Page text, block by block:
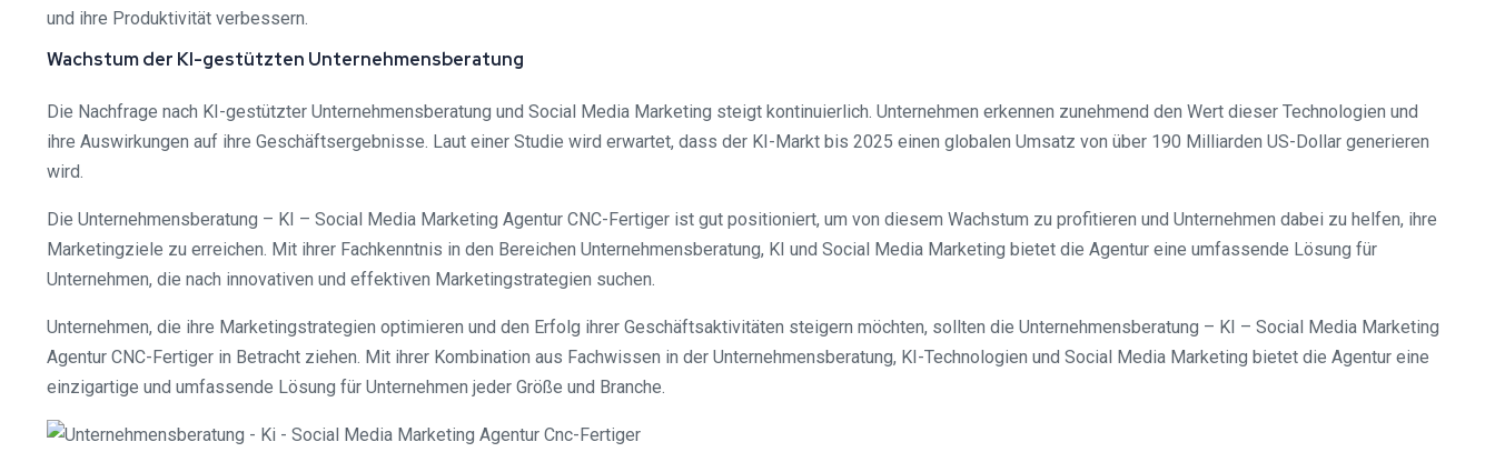
und ihre Produktivität verbessern.
Wachstum der KI-gestützten Unternehmensberatung
Die Nachfrage nach KI-gestützter Unternehmensberatung und Social Media Marketing steigt kontinuierlich. Unternehmen erkennen zunehmend den Wert dieser Technologien und
ihre Auswirkungen auf ihre Geschäftsergebnisse. Laut einer Studie wird erwartet, dass der KI-Markt bis 2025 einen globalen Umsatz von über 190 Milliarden US-Dollar generieren
wird.
Die Unternehmensberatung – KI – Social Media Marketing Agentur CNC-Fertiger ist gut positioniert, um von diesem Wachstum zu profitieren und Unternehmen dabei zu helfen, ihre
Marketingziele zu erreichen. Mit ihrer Fachkenntnis in den Bereichen Unternehmensberatung, KI und Social Media Marketing bietet die Agentur eine umfassende Lösung für
Unternehmen, die nach innovativen und effektiven Marketingstrategien suchen.
Unternehmen, die ihre Marketingstrategien optimieren und den Erfolg ihrer Geschäftsaktivitäten steigern möchten, sollten die Unternehmensberatung – KI – Social Media Marketing
Agentur CNC-Fertiger in Betracht ziehen. Mit ihrer Kombination aus Fachwissen in der Unternehmensberatung, KI-Technologien und Social Media Marketing bietet die Agentur eine
einzigartige und umfassende Lösung für Unternehmen jeder Größe und Branche.